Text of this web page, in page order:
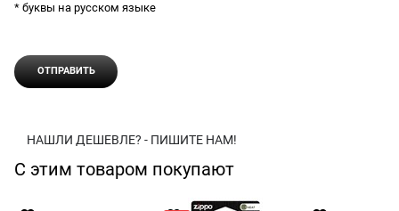
* буквы на русском языке
НАШЛИ ДЕШЕВЛЕ? - ПИШИТЕ НАМ!
С этим товаром покупают